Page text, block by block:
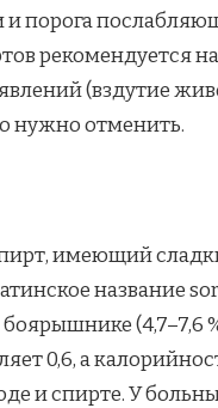
порога
рекомендуется
(вздутие
нужно отменить.
имеющий
название
(4,7–7,6
0,6, а
и спирте. У